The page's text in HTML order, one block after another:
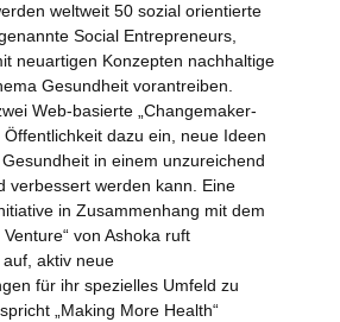
weltweit 50 sozial orientierte
Social Entrepreneurs,
neuartigen Konzepten nachhaltige
Gesundheit vorantreiben.
Web-basierte „Changemaker-
Öffentlichkeit dazu ein, neue Ideen
in einem unzureichend
verbessert werden kann. Eine
in Zusammenhang mit dem
von Ashoka ruft
aktiv neue
für ihr spezielles Umfeld zu
„Making More Health“